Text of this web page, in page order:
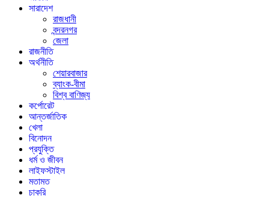
সারাদেশ
রাজধানী
বন্দরনগর
জেলা
রাজনীতি
অর্থনীতি
শেয়ারবাজার
ব্যাংক-বীমা
বিশ্ব বাণিজ্য
কর্পোরেট
আন্তর্জাতিক
খেলা
বিনোদন
প্রযুক্তি
ধর্ম ও জীবন
লাইফস্টাইল
মতামত
চাকরি